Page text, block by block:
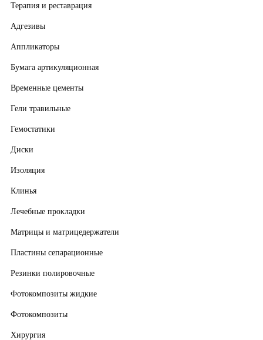
Терапия и реставрация
Адгезивы
Аппликаторы
Бумага артикуляционная
Временные цементы
Гели травильные
Гемостатики
Диски
Изоляция
Клинья
Лечебные прокладки
Матрицы и матрицедержатели
Пластины сепарационные
Резинки полировочные
Фотокомпозиты жидкие
Фотокомпозиты
Хирургия